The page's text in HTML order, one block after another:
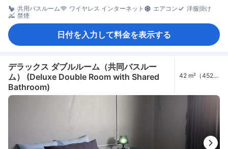
共用バスルーム
ワイヤレス インターネット エアコン
洋服掛け
禁煙
日付を入力して料金を表示する
デラックス ダブルルーム（共同バスルー
ム） (Deluxe Double Room with Shared
Bathroom)
42 m²（452